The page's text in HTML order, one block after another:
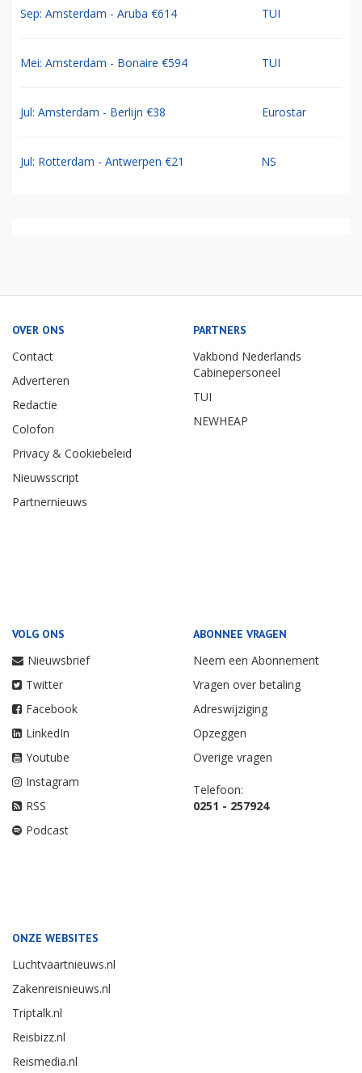
Sep: Amsterdam - Aruba €614 TUI
Mei: Amsterdam - Bonaire €594 TUI
Jul: Amsterdam - Berlijn €38 Eurostar
Jul: Rotterdam - Antwerpen €21 NS
OVER ONS
Contact
Adverteren
Redactie
Colofon
Privacy & Cookiebeleid
Nieuwsscript
Partnernieuws
PARTNERS
Vakbond Nederlands
Cabinepersoneel
TUI
NEWHEAP
VOLG ONS
Nieuwsbrief
Twitter
Facebook
LinkedIn
Youtube
Instagram
RSS
Podcast
ABONNEE VRAGEN
Neem een Abonnement
Vragen over betaling
Adreswijziging
Opzeggen
Overige vragen
Telefoon:
0251 - 257924
ONZE WEBSITES
Luchtvaartnieuws.nl
Zakenreisnieuws.nl
Triptalk.nl
Reisbizz.nl
Reismedia.nl